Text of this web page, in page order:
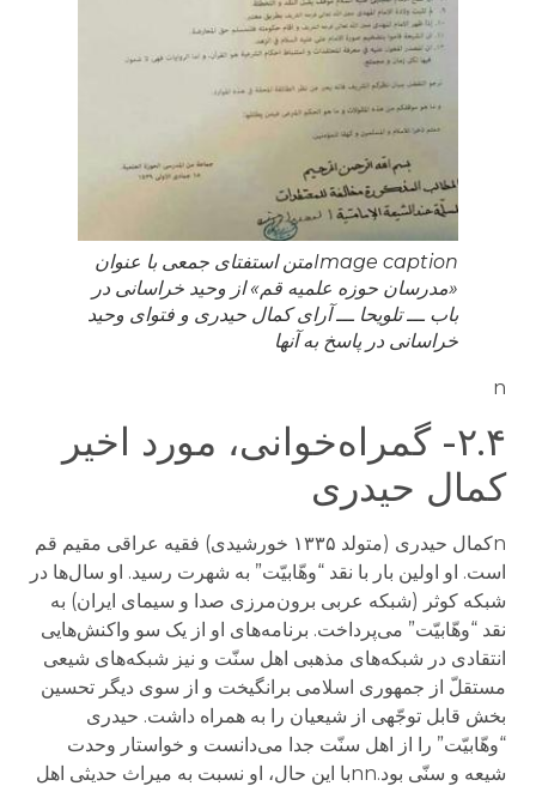
Image captionمتن استفتای جمعی با عنوان
«مدرسان حوزه علمیه قم» از وحید خراسانی در
باب ـــ تلویحا ـــ آرای کمال حیدری و فتوای وحید
خراسانی در پاسخ به آنها
n
۲.۴- گمراه‌خوانی، مورد اخیر
کمال حیدری
nکمال حیدری (متولد ۱۳۳۵ خورشیدی) فقیه عراقی مقیم قم
است. او اولین بار با نقد “وهّابیّت” به شهرت رسید. او سال‌ها در
شبکه کوثر (شبکه عربی برون‌مرزی صدا و سیمای ایران) به
نقد “وهّابیّت” می‌پرداخت. برنامه‌های او از یک سو واکنش‌هایی
انتقادی در شبکه‌های مذهبی اهل سنّت و نیز شبکه‌های شیعی
مستقلّ از جمهوری اسلامی برانگیخت و از سوی دیگر تحسین
بخش قابل توجّهی از شیعیان را به همراه داشت. حیدری
“وهّابیّت” را از اهل سنّت جدا می‌دانست و خواستار وحدت
شیعه و سنّی بود.nnبا این حال، او نسبت به میراث حدیثی اهل